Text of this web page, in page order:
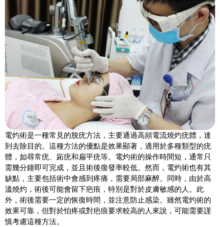
電灼術是一種常見的脫疣方法，主要通過高頻電流燒灼疣體，達
到去除目的。這種方法的優點是效果顯著，適用於多種類型的疣
體，如尋常疣、跖疣和扁平疣等。電灼術的操作時間短，通常只
需幾分鐘即可完成，並且術後復發率較低。然而，電灼術也有其
缺點，主要包括術中會感到疼痛，需要局部麻醉。同時，由於高
溫燒灼，術後可能會留下疤痕，特別是對於皮膚敏感的人。此
外，術後需要一定的恢復時間，並注意防止感染。雖然電灼術的
效果可靠，但對於怕疼或對疤痕要求較高的人來說，可能需要謹
慎考慮這種方法。